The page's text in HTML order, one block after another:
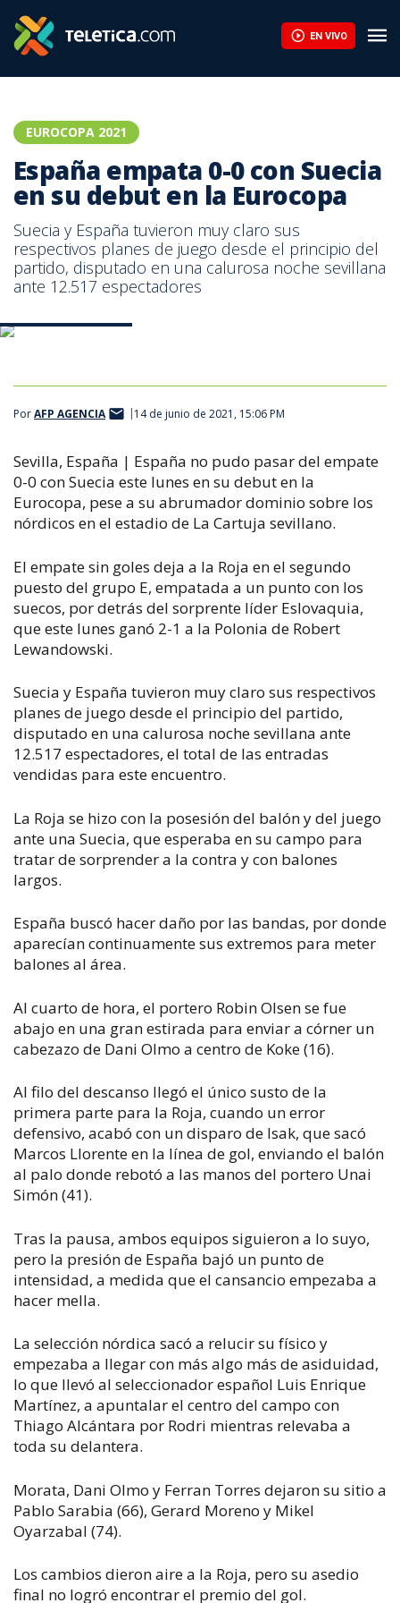
EN VIVO
EUROCOPA 2021
España empata 0-0 con Suecia
en su debut en la Eurocopa
Suecia y España tuvieron muy claro sus
respectivos planes de juego desde el principio del
partido, disputado en una calurosa noche sevillana
ante 12.517 espectadores
PorAFP AGENCIA 14 de junio de 2021, 15:06 PM
Sevilla, España | España no pudo pasar del empate
0-0 con Suecia este lunes en su debut en la
Eurocopa, pese a su abrumador dominio sobre los
nórdicos en el estadio de La Cartuja sevillano.
El empate sin goles deja a la Roja en el segundo
puesto del grupo E, empatada a un punto con los
suecos, por detrás del sorprente líder Eslovaquia,
que este lunes ganó 2-1 a la Polonia de Robert
Lewandowski.
Suecia y España tuvieron muy claro sus respectivos
planes de juego desde el principio del partido,
disputado en una calurosa noche sevillana ante
12.517 espectadores, el total de las entradas
vendidas para este encuentro.
La Roja se hizo con la posesión del balón y del juego
ante una Suecia, que esperaba en su campo para
tratar de sorprender a la contra y con balones
largos.
España buscó hacer daño por las bandas, por donde
aparecían continuamente sus extremos para meter
balones al área.
Al cuarto de hora, el portero Robin Olsen se fue
abajo en una gran estirada para enviar a córner un
cabezazo de Dani Olmo a centro de Koke (16).
Al filo del descanso llegó el único susto de la
primera parte para la Roja, cuando un error
defensivo, acabó con un disparo de Isak, que sacó
Marcos Llorente en la línea de gol, enviando el balón
al palo donde rebotó a las manos del portero Unai
Simón (41).
Tras la pausa, ambos equipos siguieron a lo suyo,
pero la presión de España bajó un punto de
intensidad, a medida que el cansancio empezaba a
hacer mella.
La selección nórdica sacó a relucir su físico y
empezaba a llegar con más algo más de asiduidad,
lo que llevó al seleccionador español Luis Enrique
Martínez, a apuntalar el centro del campo con
Thiago Alcántara por Rodri mientras relevaba a
toda su delantera.
Morata, Dani Olmo y Ferran Torres dejaron su sitio a
Pablo Sarabia (66), Gerard Moreno y Mikel
Oyarzabal (74).
Los cambios dieron aire a la Roja, pero su asedio
final no logró encontrar el premio del gol.